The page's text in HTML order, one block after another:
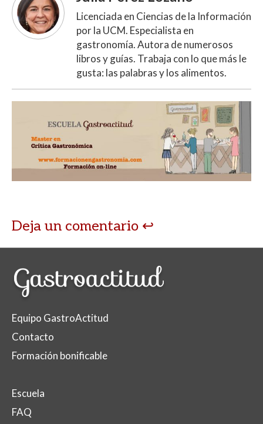
Licenciada en Ciencias de la Información
por la UCM. Especialista en
gastronomía. Autora de numerosos
libros y guías. Trabaja con lo que más le
gusta: las palabras y los alimentos.
Deja un comentario
Equipo GastroActitud
Contacto
Formación bonificable
Escuela
FAQ